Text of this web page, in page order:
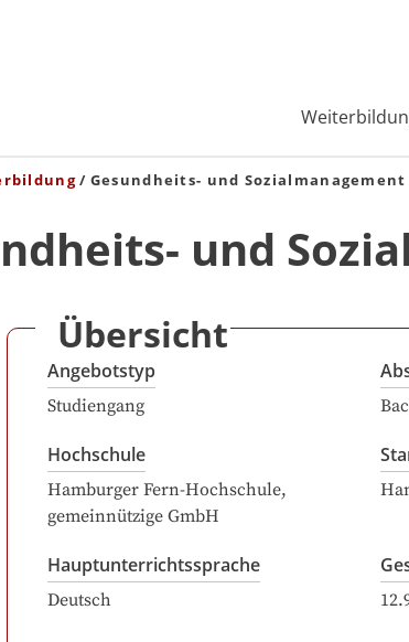
Gesundheits- und Sozialmanagement
und
Übersicht
Angebotstyp
Studiengang
Hochschule
Hamburger Fern-Hochschule,
gemeinnützige GmbH
Hauptunterrichtssprache
Deutsch